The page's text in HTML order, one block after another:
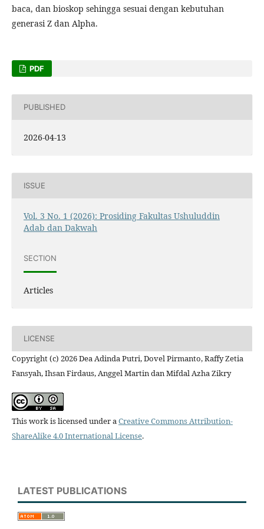
baca, dan bioskop sehingga sesuai dengan kebutuhan
generasi Z dan Alpha.
PDF
PUBLISHED
2026-04-13
ISSUE
Vol. 3 No. 1 (2026): Prosiding Fakultas Ushuluddin
Adab dan Dakwah
SECTION
Articles
LICENSE
Copyright (c) 2026 Dea Adinda Putri, Dovel Pirmanto, Raffy Zetia
Fansyah, Ihsan Firdaus, Anggel Martin dan Mifdal Azha Zikry
This work is licensed under aCreative Commons Attribution-
ShareAlike 4.0 International License.
LATEST PUBLICATIONS